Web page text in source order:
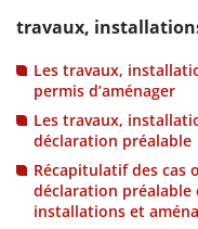
travaux,
Les travaux,
permis d’aménager
Les travaux,
déclaration préalable
Récapitulatif des cas
déclaration
installations et